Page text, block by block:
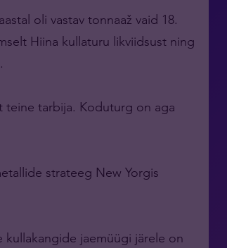
oli vastav tonnaaž vaid 18.
Hiina kullaturu likviidsust ning
teine tarbija. Koduturg on aga
strateeg New Yorgis
jaemüügi järele on